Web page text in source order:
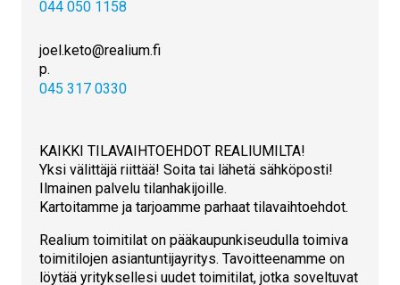
044 050 1158
joel.keto@realium.fi
p.
045 317 0330
KAIKKI TILAVAIHTOEHDOT REALIUMILTA!
Yksi välittäjä riittää! Soita tai lähetä sähköposti!
Ilmainen palvelu tilanhakijoille.
Kartoitamme ja tarjoamme parhaat tilavaihtoehdot.
Realium toimitilat on pääkaupunkiseudulla toimiva
toimitilojen asiantuntijayritys. Tavoitteenamme on
löytää yrityksellesi uudet toimitilat, jotka soveltuvat